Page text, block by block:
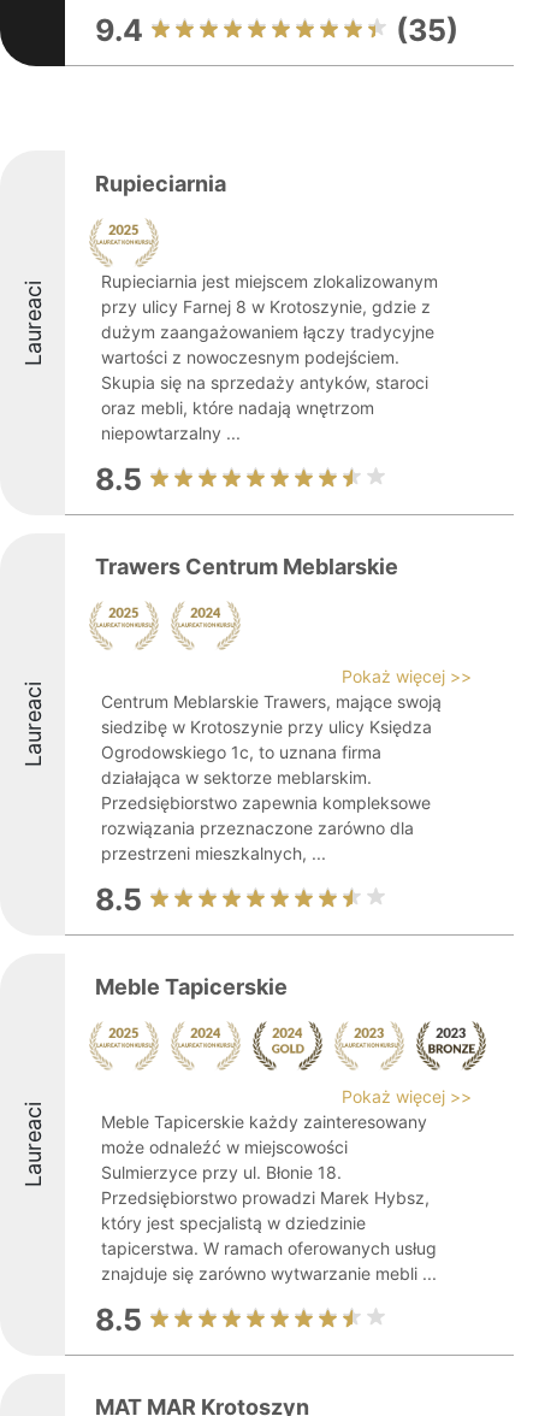
9.4 (35)
Laureaci
Rupieciarnia
Rupieciarnia jest miejscem zlokalizowanym
przy ulicy Farnej 8 w Krotoszynie, gdzie z
dużym zaangażowaniem łączy tradycyjne
wartości z nowoczesnym podejściem.
Skupia się na sprzedaży antyków, staroci
oraz mebli, które nadają wnętrzom
niepowtarzalny ...
8.5
Laureaci
Trawers Centrum Meblarskie
Pokaż więcej >>
Centrum Meblarskie Trawers, mające swoją
siedzibę w Krotoszynie przy ulicy Księdza
Ogrodowskiego 1c, to uznana firma
działająca w sektorze meblarskim.
Przedsiębiorstwo zapewnia kompleksowe
rozwiązania przeznaczone zarówno dla
przestrzeni mieszkalnych, ...
8.5
Laureaci
Meble Tapicerskie
Pokaż więcej >>
Meble Tapicerskie każdy zainteresowany
może odnaleźć w miejscowości
Sulmierzyce przy ul. Błonie 18.
Przedsiębiorstwo prowadzi Marek Hybsz,
który jest specjalistą w dziedzinie
tapicerstwa. W ramach oferowanych usług
znajduje się zarówno wytwarzanie mebli ...
8.5
MAT MAR Krotoszyn